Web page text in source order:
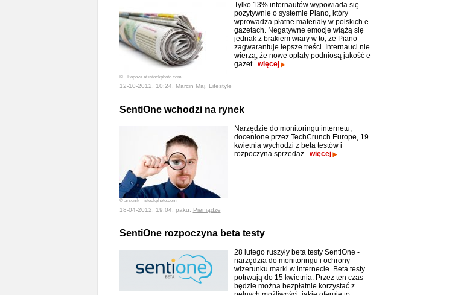
© TPopova at istockphoto.com
Tylko 13% internautów wypowiada się
pozytywnie o systemie Piano, który
wprowadza płatne materiały w polskich e-
gazetach. Negatywne emocje wiążą się
jednak z brakiem wiary w to, że Piano
zagwarantuje lepsze treści. Internauci nie
wierzą, że nowe opłaty podniosą jakość e-
gazet. więcej
12-10-2012, 10:24, Marcin Maj, Lifestyle
SentiOne wchodzi na rynek
© arsenik - istockphoto.com
Narzędzie do monitoringu internetu,
docenione przez TechCrunch Europe, 19
kwietnia wychodzi z beta testów i
rozpoczyna sprzedaż. więcej
18-04-2012, 19:04, paku, Pieniądze
SentiOne rozpoczyna beta testy
28 lutego ruszyły beta testy SentiOne -
narzędzia do monitoringu i ochrony
wizerunku marki w internecie. Beta testy
potrwają do 15 kwietnia. Przez ten czas
będzie można bezpłatnie korzystać z